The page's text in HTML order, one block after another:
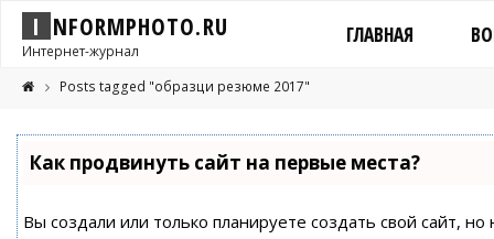
I NFORMPHOTO.RU
Интернет-журнал
ГЛАВНАЯ
Posts tagged "образци резюме 2017"
Как продвинуть сайт на первые места?
Вы создали или только планируете создать свой сайт,